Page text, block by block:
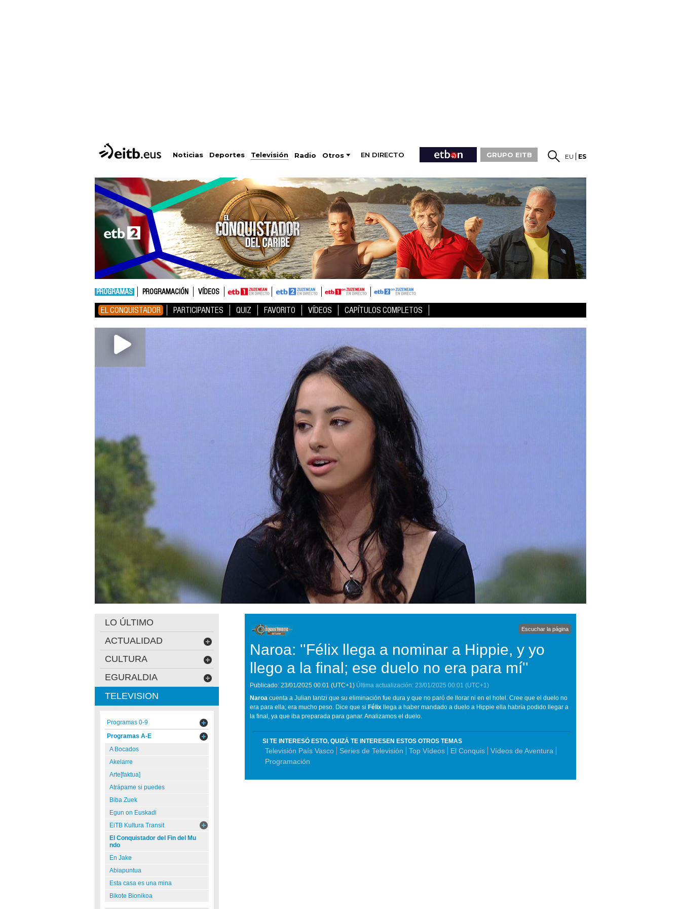
Noticias Deportes Televisión Radio Otros EN DIRECTO GRUPO EITB EU ES
PROGRAMAS PROGRAMACIÓN VÍDEOS
EL CONQUISTADOR PARTICIPANTES QUIZ FAVORITO VÍDEOS CAPÍTULOS COMPLETOS
Escuchar la página
Naroa: ''Félix llega a nominar a Hippie, y yo
llego a la final; ese duelo no era para mí''
Publicado: 23/01/2025 00:01 (UTC+1) Última actualización: 23/01/2025 00:01 (UTC+1)
Naroa cuenta a Julian Iantzi que su eliminación fue dura y que no paró de llorar ni en el hotel. Cree que el duelo no
era para ella; era mucho peso. Dice que si Félix llega a haber mandado a duelo a Hippie ella habría podido llegar a
la final, ya que iba preparada para ganar. Analizamos el duelo.
SI TE INTERESÓ ESTO, QUIZÁ TE INTERESEN ESTOS OTROS TEMAS
Televisión País Vasco Series de Televisión Top Vídeos El Conquis
Vídeos de Aventura
Programación
LO ÚLTIMO
ACTUALIDAD
CULTURA
EGURALDIA
TELEVISION
Programas 0-9
Programas A-E
A Bocados
Akelarre
Arte[faktua]
Atrápame si puedes
Biba Zuek
Egun on Euskadi
EiTB Kultura Transit
El Conquistador del Fin del Mu
ndo
En Jake
Abiapuntua
Esta casa es una mina
Bikote Bionikoa